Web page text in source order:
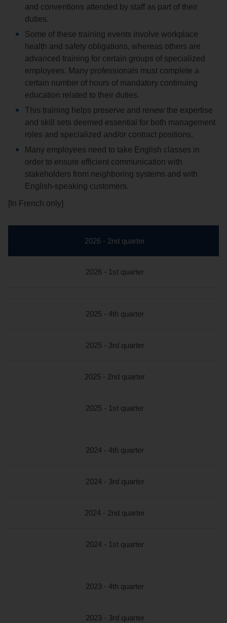
and conventions attended by staff as part of their
duties.
Some of these training events involve workplace
health and safety obligations, whereas others are
advanced training for certain groups of specialized
employees. Many professionals must complete a
certain number of hours of mandatory continuing
education related to their duties.
This training helps preserve and renew the expertise
and skill sets deemed essential for both management
roles and specialized and/or contract positions.
Many employees need to take English classes in
order to ensure efficient communication with
stakeholders from neighboring systems and with
English-speaking customers.
[In French only]
2026 - 2nd quarter
2026 - 1st quarter
2025 - 4th quarter
2025 - 3rd quarter
2025 - 2nd quarter
2025 - 1st quarter
2024 - 4th quarter
2024 - 3rd quarter
2024 - 2nd quarter
2024 - 1st quarter
2023 - 4th quarter
2023 - 3rd quarter